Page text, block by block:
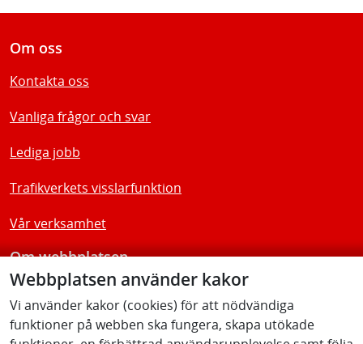
Webbplatsen använder kakor
Vi använder kakor (cookies) för att nödvändiga
funktioner på webben ska fungera, skapa utökade
Om oss
Kontakta oss
Vanliga frågor och svar
Lediga jobb
Trafikverkets visslarfunktion
Vår verksamhet
Om webbplatsen
Tillgänglighetsredogörelse
Följ oss